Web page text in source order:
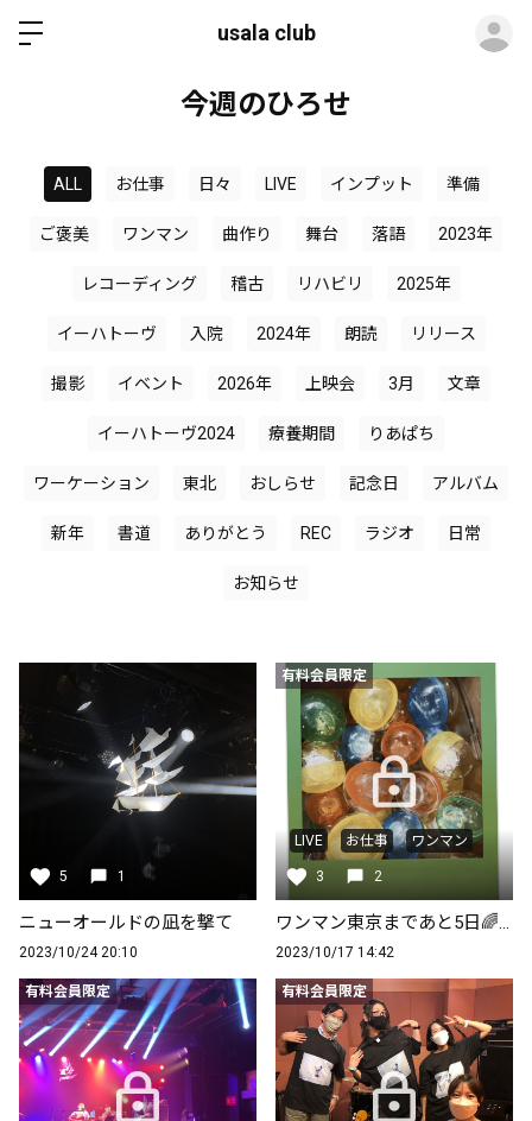
usala club
今週のひろせ
ALL お仕事 日々 LIVE インプット 準備
ご褒美 ワンマン 曲作り 舞台 落語 2023年
レコーディング 稽古 リハビリ 2025年
イーハトーヴ 入院 2024年 朗読 リリース
撮影 イベント 2026年 上映会 3月 文章
イーハトーヴ2024 療養期間 りあぱち
ワーケーション 東北 おしらせ 記念日 アルバム
新年 書道 ありがとう REC ラジオ 日常
お知らせ
5 1
ニューオールドの凪を撃て
2023/10/24 20:10
有料会員限定
LIVE お仕事 ワンマン
3 2
ワンマン東京まであと5日🌈いよいよだ
2023/10/17 14:42
有料会員限定 有料会員限定